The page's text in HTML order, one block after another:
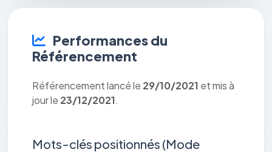
Performances du
Référencement
Référencement lancé le 29/10/2021 et mis à
jour le 23/12/2021.
Mots-clés positionnés (Mode